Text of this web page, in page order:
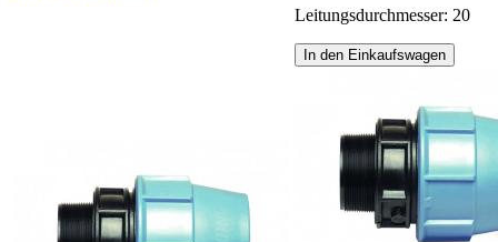
Leitungsdurchmesser: 20
In den Einkaufswagen